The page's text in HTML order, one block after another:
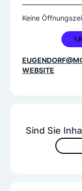
Sind Sie
Keine
+43 50 220 402
WEBSITE